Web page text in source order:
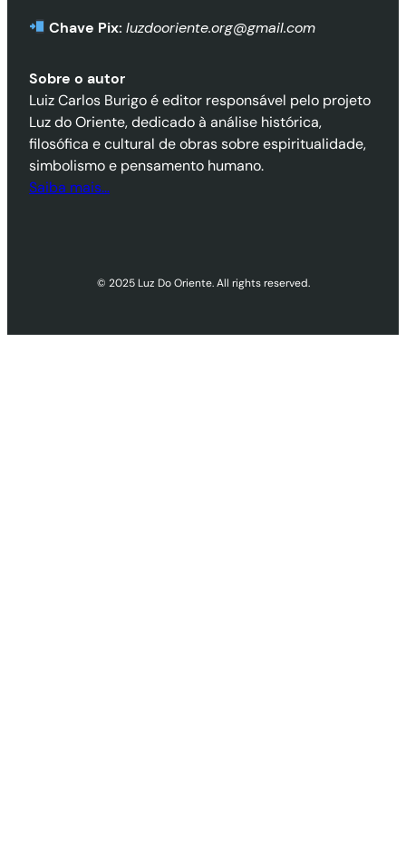
Chave Pix: luzdooriente.org@gmail.com
Sobre o autor
Luiz Carlos Burigo é editor responsável pelo projeto
Luz do Oriente, dedicado à análise histórica,
filosófica e cultural de obras sobre espiritualidade,
simbolismo e pensamento humano.
Saiba mais…
© 2025 Luz Do Oriente. All rights reserved.